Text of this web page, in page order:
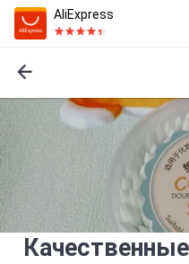
AliExpress